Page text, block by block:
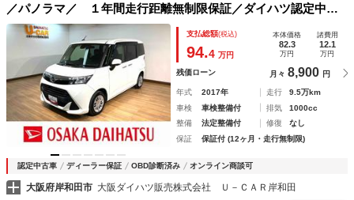
／パノラマ／ １年間走行距離無制限保証／ダイハツ認定中古
車／ターボ／衝突軽減ブレーキ／ナビ／パノラマモニター／両
電動スライド／クルーズコントロール／オートライト／スマー
トキー／Ｂｌｕｅｔｏｏｔｈ／フルセグＴＶ／
支払総額(税込)
94.4 万円
本体価格
82.3
万円
諸費用
12.1
万円
残価ローン 月々 8,900 円
年式 2017年 走行
9.5万km
車検
車検整備付 排気
1000cc
整備
法定整備付 修復
なし
保証
保証付 (12ヶ月・走行無制限)
認定中古車 ディーラー保証 OBD診断済み オンライン商談可
大阪府岸和田市 大阪ダイハツ販売株式会社 Ｕ－ＣＡＲ岸和田